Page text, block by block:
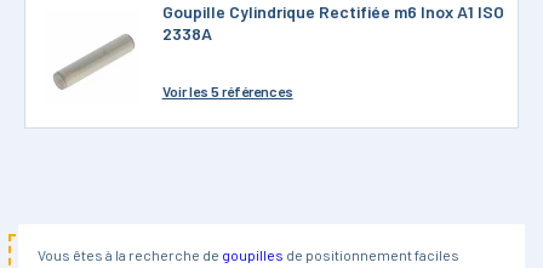
Goupille Cylindrique Rectifiée m6 Inox A1 ISO
2338A
Voirles 5 références
Vous êtes à la recherche de goupilles de positionnement faciles